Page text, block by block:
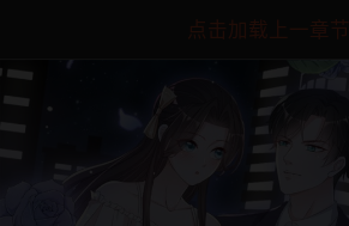
点击加载上一章节